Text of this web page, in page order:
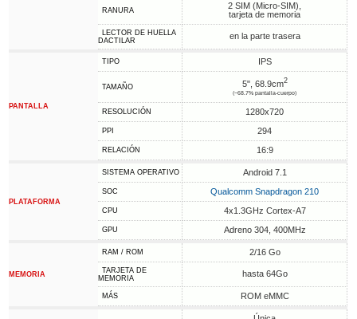
RANURA
2 SIM (Micro-SIM),
tarjeta de memoria
LECTOR DE HUELLA
DACTILAR
en la parte trasera
PANTALLA
TIPO IPS
TAMAÑO 5", 68.9cm2
(~68.7% pantalla-cuerpo)
RESOLUCIÓN 1280x720
PPI 294
RELACIÓN 16:9
PLATAFORMA
SISTEMA OPERATIVO Android 7.1
SOC Qualcomm Snapdragon 210
CPU 4x1.3GHz Cortex-A7
GPU Adreno 304, 400MHz
MEMORIA
RAM / ROM 2/16 Go
TARJETA DE
MEMORIA
hasta 64Go
MÁS ROM eMMC